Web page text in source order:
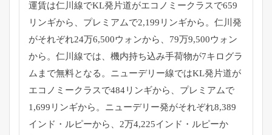
運賃は仁川線でKL発片道がエコノミークラスで659
リンギから
、プレミアムで2,199リンギから。 仁川発
がそれぞれ24万6,500ウォンから、79万9,500ウォン
から。仁川線では、 機内持ち込み手荷物が7キログラ
ムまで無料となる。 ニューデリー線ではKL発片道が
エコノミークラスで484リンギから、プレミアムで
1,699リンギから。 ニューデリー発がそれぞれ8,389
インド・ルピーから、 2万4,225インド・ルピーか